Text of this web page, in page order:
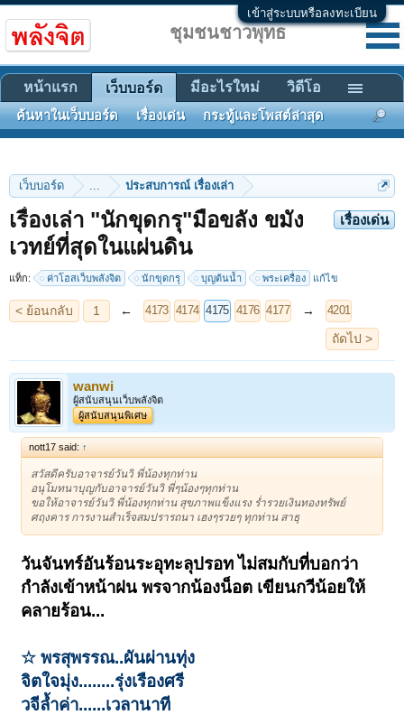
เข้าสู่ระบบหรือลงทะเบียน
เว็บบอร์ด ... ประสบการณ์ เรื่องเล่า
เรื่องเด่น
เรื่องเล่า "นักขุดกรุ"มือขลัง ขมัง
เวทย์ที่สุดในแผ่นดิน
แท็ก: ค่าโฮสเว็บพลังจิต นักขุดกรุ บุญต้นน้ำ พระเครื่อง แก้ไข
< ย้อนกลับ 1 4173 4174 4175 4176 4177 → 4201
wanwi
ผู้สนับสนุนเว็บพลังจิต
ผู้สนับสนุนพิเศษ
nott17 said: ↑
สวัสดีครับอาจารย์วันวิ พี่น้องทุกท่าน
อนุโมทนาบุญกับอาจารย์วันวิ พี่ๆน้องๆทุกท่าน
ขอให้อาจารย์วันวิ พี่น้องทุกท่าน สุขภาพแข็งแรง ร่ำรวยเงินทองทรัพย์
ศฤงคาร การงานสำเร็จสมปรารถนา เฮงๆรวยๆ ทุกท่าน สาธุ
วันจันทร์อันร้อนระอุทะลุปรอท ไม่สมกับที่บอกว่า
กำลังเข้าหน้าฝน พรจากน้องน็อต เขียนกวีน้อยให้
คลายร้อน...
☆ พรสุพรรณ..ผันผ่านทุ่ง
จิตใจมุ่ง........รุ่งเรืองศรี
วจีล้ำค่า......เวลานาที
ชุมชนชาวพุทธ
หน้าแรก เว็บบอร์ด
ค้นหาในเว็บบอร์ด เรื่องเด่น กระทู้และโพสต์ล่าสุด
มีอะไรใหม่ วิดีโอ